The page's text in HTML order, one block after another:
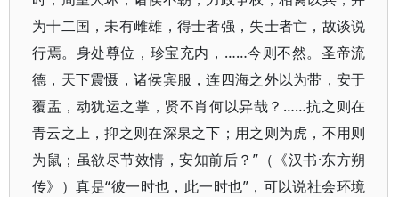
为十二国，未有雌雄，得士者强，失士者亡，故谈说
行焉。身处尊位，珍宝充内，……今则不然。圣帝流
德，天下震慑，诸侯宾服，连四海之外以为带，安于
覆盂，动犹运之掌，贤不肖何以异哉？……抗之则在
青云之上，抑之则在深泉之下；用之则为虎，不用则
为鼠；虽欲尽节效情，安知前后？”（《汉书·东方朔
传》）真是“彼一时也，此一时也”，可以说社会环境